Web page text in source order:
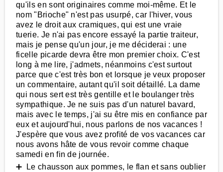
qu'ils en sont originaires comme moi-même. Et le
nom "Brioche" n'est pas usurpé, car l'hiver, vous
avez le droit aux cramiques, qui est une vraie
tuerie. Je n'ai pas encore essayé la partie traiteur,
mais je pense qu'un jour, je me déciderai : une
ficelle picarde devra être mon premier choix. C'est
long à me lire, j'admets, néanmoins c'est surtout
parce que c'est très bon et lorsque je veux proposer
un commentaire, autant qu'il soit détaillé. La dame
qui nous sert est très gentille et le boulanger très
sympathique. Je ne suis pas d'un naturel bavard,
mais avec le temps, j'ai su être mis en confiance par
eux et aujourd'hui, nous parlons de nos vacances !
J'espère que vous avez profité de vos vacances car
nous avons hâte de vous revoir comme chaque
samedi en fin de journée.
➕ Le chausson aux pommes, le flan et sans oublier